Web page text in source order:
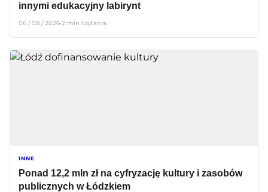
innymi edukacyjny labirynt
06 / 08 / 2026•2 min czytania
INNE
Ponad 12,2 mln zł na cyfryzację kultury i zasobów
publicznych w Łódzkiem